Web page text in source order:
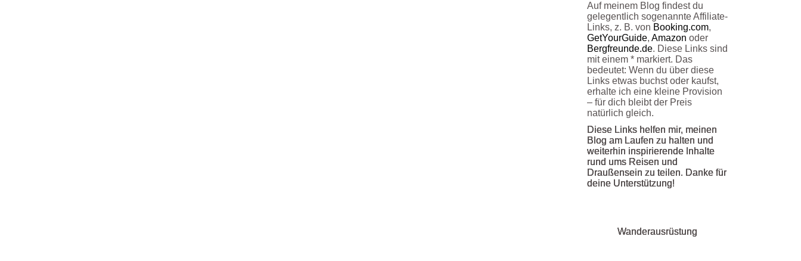
Auf meinem Blog findest du
gelegentlich sogenannte Affiliate-
Links, z. B. von Booking.com,
GetYourGuide, Amazon oder
Bergfreunde.de. Diese Links sind
mit einem * markiert. Das
bedeutet: Wenn du über diese
Links etwas buchst oder kaufst,
erhalte ich eine kleine Provision
– für dich bleibt der Preis
natürlich gleich.
Diese Links helfen mir, meinen
Blog am Laufen zu halten und
weiterhin inspirierende Inhalte
rund ums Reisen und
Draußensein zu teilen. Danke für
deine Unterstützung!
Wanderausrüstung